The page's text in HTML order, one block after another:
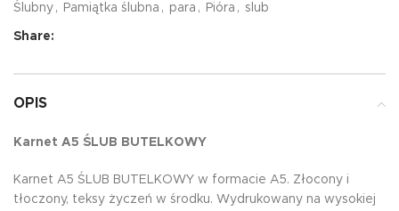
Ślubny , Pamiątka ślubna , para , Pióra , slub
Share:
OPIS
Karnet A5 ŚLUB BUTELKOWY
Karnet A5 ŚLUB BUTELKOWY w formacie A5. Złocony i
tłoczony, teksy życzeń w środku. Wydrukowany na wysokiej